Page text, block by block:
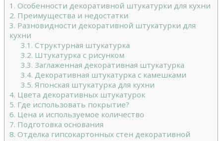
1. Особенности декоративной штукатурки для кухни
2. Преимущества и недостатки
3. Разновидности декоративной штукатурки для
кухни
3.1. Структурная штукатурка
3.2. Штукатурка с рисунком
3.3. Заглаженная декоративная штукатурка
3.4. Декоративная штукатурка с камешками
3.5. Японская штукатурка для кухни
4. Цвета декоративных штукатурок
5. Где использовать покрытие?
6. Цена и используемое количество
7. Подготовка основания
8. Отделка гипсокартонных стен декоративной